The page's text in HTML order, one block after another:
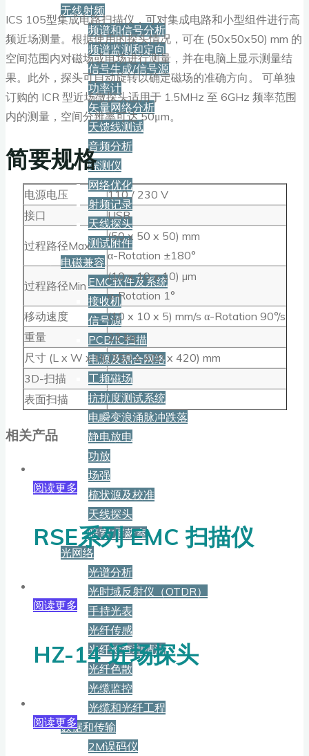
无线射频
频谱和信号分析
频谱监测和定向
信号生成/信号源
功率计
矢量网络分析
天馈线测试
音频分析
综测仪
网络优化
射频记录
天线探头
测试附件
电磁兼容
EMC软件及系统
接收机
信号源
PCB/IC扫描
电源及耦合网络
工频磁场
抗扰度测试系统
电瞬变浪涌脉冲跌落
静电放电
功放
场强
梳状源及校准
天线探头
暗室/屏蔽室
光网络
光谱分析
光时域反射仪（OTDR）
手持光表
光纤传感
光纤检查和清洁
光纤色散
光缆监控
光缆和光纤工程
数据和传输
2M误码仪
ICS 105型集成电路扫描仪，可对集成电路和小型组件进行高
频近场测量。根据使用的探头情况，可在 (50x50x50) mm 的
空间范围内对磁场或电场进行测量，并在电脑上显示测量结
果。此外，探头可自动旋转以确定磁场的准确方向。 可单独
订购的 ICR 型近场微探头适用于 1.5MHz 至 6GHz 频率范围
内的测量，空间分辨率可达 50μm。
简要规格
电源电压
110 / 230 V
接口
USB
过程路径Max
(50 x 50 x 50) mm
α-Rotation ±180°
过程路径Min
(10 x 10 x 10) µm
α-Rotation 1°
移动速度
(10 x 10 x 5) mm/s α-Rotation 90°/s
重量
23 kg
尺寸 (L x W x H)(350 x 400 x 420) mm
3D-扫描
表面扫描
相关产品
阅读更多
RSE系列 EMC 扫描仪
阅读更多
HZ-14 近场探头
阅读更多